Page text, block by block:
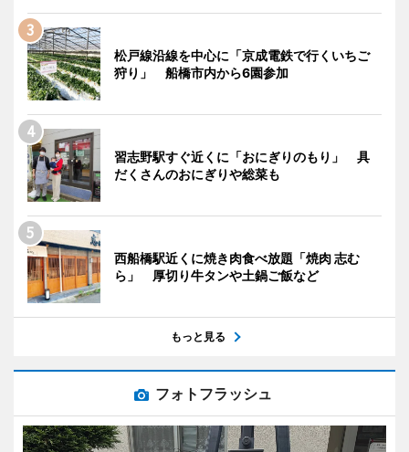
松戸線沿線を中心に「京成電鉄で行くいちご
狩り」 船橋市内から6園参加
習志野駅すぐ近くに「おにぎりのもり」 具
だくさんのおにぎりや総菜も
西船橋駅近くに焼き肉食べ放題「焼肉 志む
ら」 厚切り牛タンや土鍋ご飯など
もっと見る
フォトフラッシュ